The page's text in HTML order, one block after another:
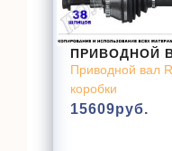
ПРИВОДНОЙ
Приводной вал
коробки
15609руб.